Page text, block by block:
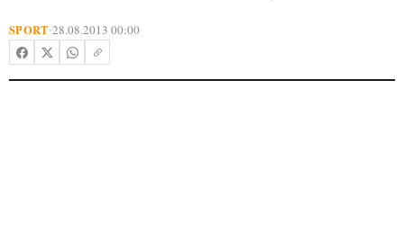
SPORT•28.08.2013 00:00